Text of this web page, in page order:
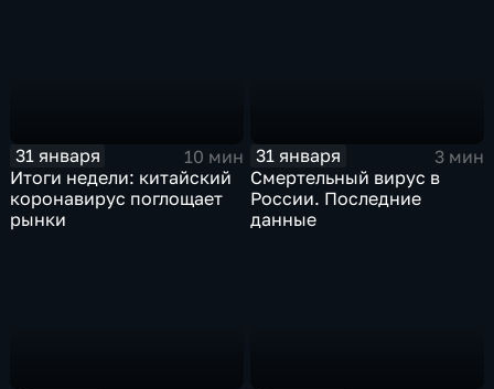
31 января
10 мин
Итоги недели: китайский
коронавирус поглощает
рынки
31 января
3 мин
Смертельный вирус в
России. Последние
данные